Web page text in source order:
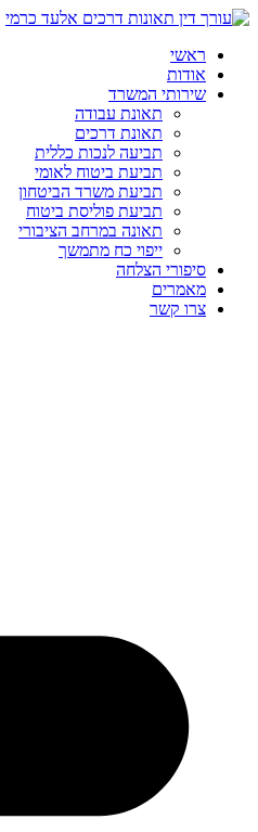
ראשי
אודות
שירותי המשרד
תאונת עבודה
תאונת דרכים
תביעה לנכות כללית
תביעת ביטוח לאומי
תביעת משרד הביטחון
תביעת פוליסת ביטוח
תאונה במרחב הציבורי
ייפוי כח מתמשך
סיפורי הצלחה
מאמרים
צרו קשר